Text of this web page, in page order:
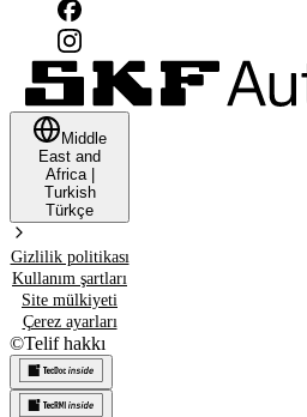
Middle
East and
Africa|
Turkish
Türkçe
Gizlilik politikası
Kullanım şartları
Site mülkiyeti
Çerez ayarları
©Telif hakkı